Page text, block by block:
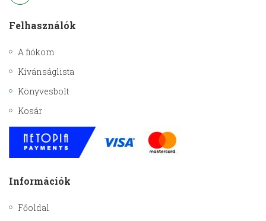
Felhasználók
A fiókom
Kívánságlista
Könyvesbolt
Kosár
Információk
Főoldal